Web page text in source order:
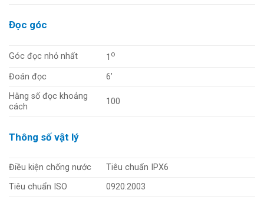
Đọc góc
Góc đọc nhỏ nhất 1 o
Đoán đọc
6’
Hằng số đọc khoảng
cách
100
Thông số vật lý
Điều kiện chống nước
Tiêu chuẩn IPX6
Tiêu chuẩn ISO
0920:2003